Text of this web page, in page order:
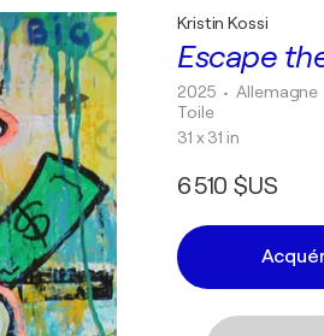
Escape
Kristin Kossi
2025 • Allemagne
Toile
31 x 31 in
6 510 $US